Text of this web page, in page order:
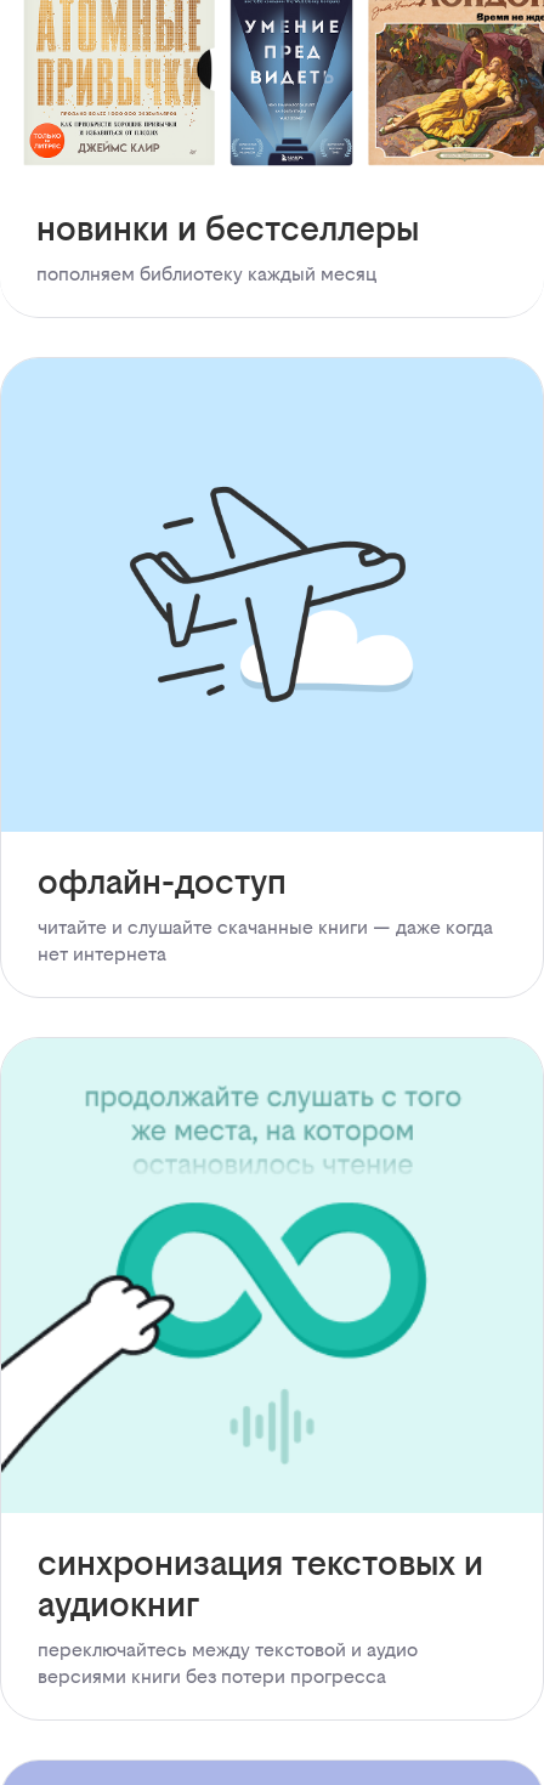
новинки и бестселлеры
пополняем библиотеку каждый месяц
офлайн-доступ
читайте и слушайте скачанные книги — даже когда
нет интернета
синхронизация текстовых и
аудиокниг
переключайтесь между текстовой и аудио
версиями книги без потери прогресса